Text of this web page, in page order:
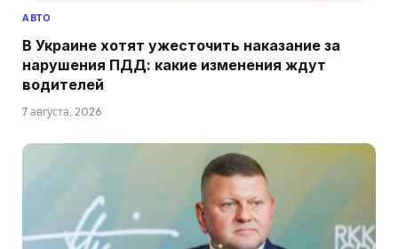
АВТО
В Украине хотят ужесточить наказание за
нарушения ПДД: какие изменения ждут
водителей
7 августа, 2026